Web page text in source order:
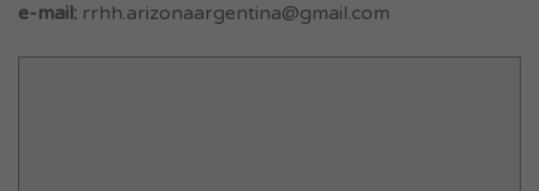
e-mail: rrhh.arizonaargentina@gmail.com